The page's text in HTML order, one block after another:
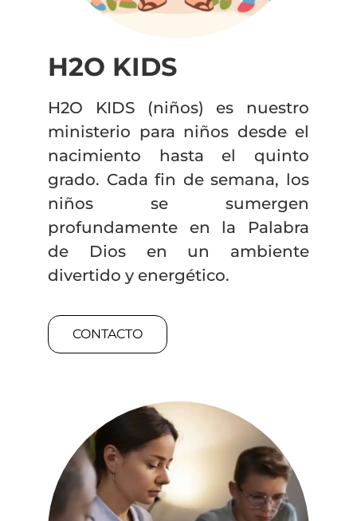
H2O KIDS
H2O KIDS (niños) es nuestro
ministerio para niños desde el
nacimiento hasta el quinto
grado. Cada fin de semana, los
niños se sumergen
profundamente en la Palabra
de Dios en un ambiente
divertido y energético.
CONTACTO